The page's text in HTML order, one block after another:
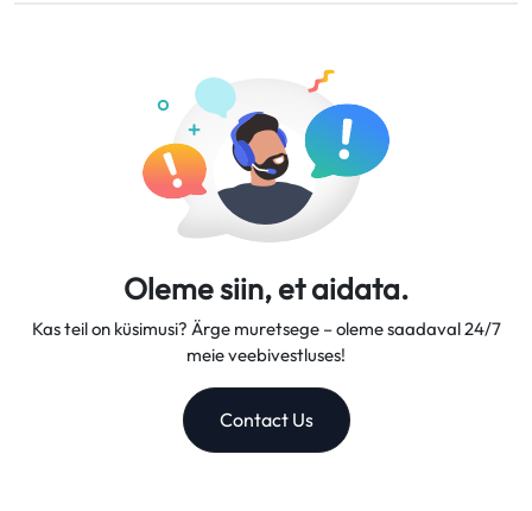
Oleme siin, et aidata.
Kas teil on küsimusi? Ärge muretsege – oleme saadaval 24/7
meie veebivestluses!
Contact Us